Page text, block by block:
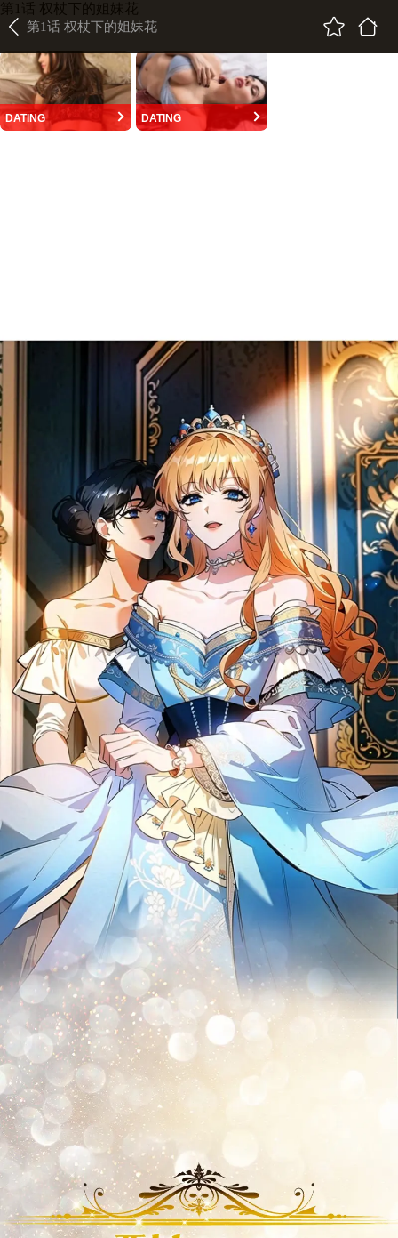
第1话 权杖下的姐妹花
第1话 权杖下的姐妹花
DATING DATING